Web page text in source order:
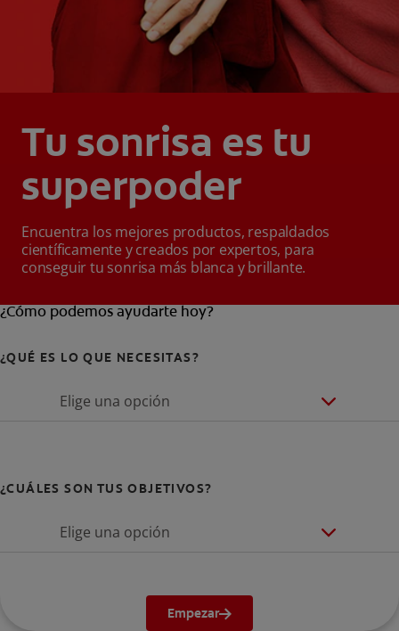
Tu sonrisa es tu
superpoder
Encuentra los mejores productos, respaldados
científicamente y creados por expertos, para
conseguir tu sonrisa más blanca y brillante.
¿Cómo podemos ayudarte hoy?
¿QUÉ ES LO QUE NECESITAS?
Elige una opción
¿CUÁLES SON TUS OBJETIVOS?
Elige una opción
Empezar